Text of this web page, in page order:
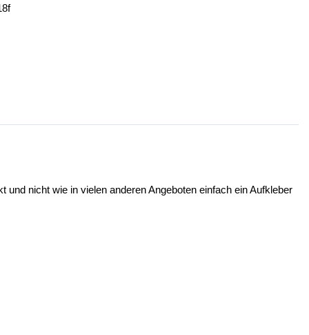
nicht wie in vielen anderen Angeboten einfach ein Aufkleber